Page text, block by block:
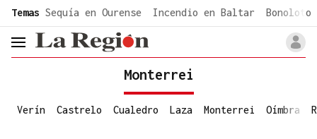
common.go-to-content
Temas Sequía en Ourense Incendio en Baltar Bonoloto
header.menu.open
Monterrei
Verín Castrelo Cualedro Laza Monterrei Oímbra